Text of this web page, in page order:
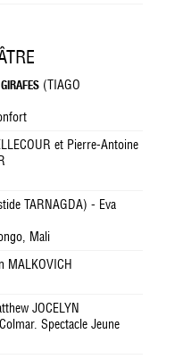
(TIAGO
et Pierre-Antoine
TARNAGDA) - Eva
Mali
MALKOVICH
JOCELYN
Spectacle Jeune